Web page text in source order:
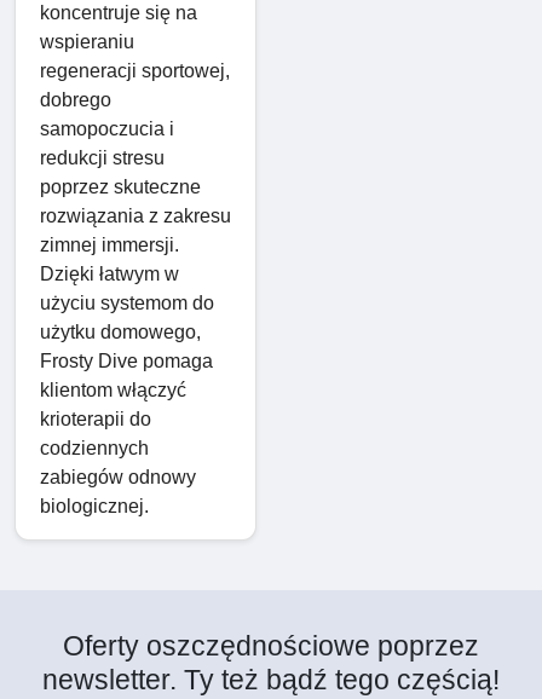
koncentruje się na
wspieraniu
regeneracji sportowej,
dobrego
samopoczucia i
redukcji stresu
poprzez skuteczne
rozwiązania z zakresu
zimnej immersji.
Dzięki łatwym w
użyciu systemom do
użytku domowego,
Frosty Dive pomaga
klientom włączyć
krioterapii do
codziennych
zabiegów odnowy
biologicznej.
Oferty oszczędnościowe poprzez
newsletter. Ty też bądź tego częścią!